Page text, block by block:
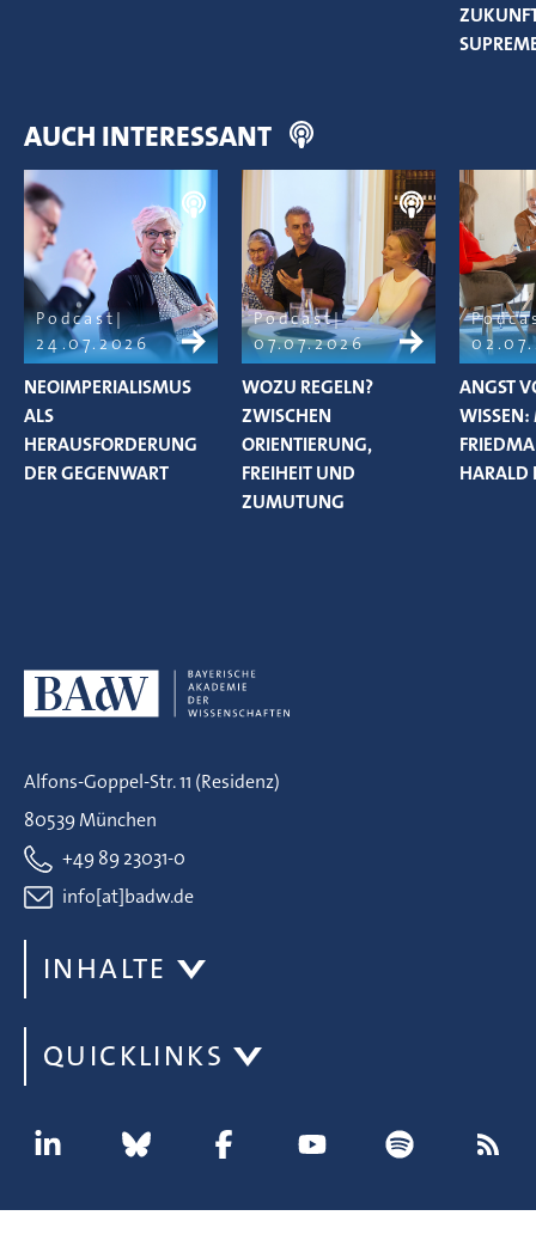
AUCH INTERESSANT
Podcast
24.07.2026
NEOIMPERIALISMUS
ALS
HERAUSFORDERUNG
DER GEGENWART
Podcast
07.07.2026
WOZU REGELN?
ZWISCHEN
ORIENTIERUNG,
FREIHEIT UND
ZUMUTUNG
ANGST
WISSEN:
HARALD
Alfons-Goppel-Str. 11 (Residenz)
80539 München
+49 89 23031-0
info[at]badw.de
INHALTE
QUICKLINKS